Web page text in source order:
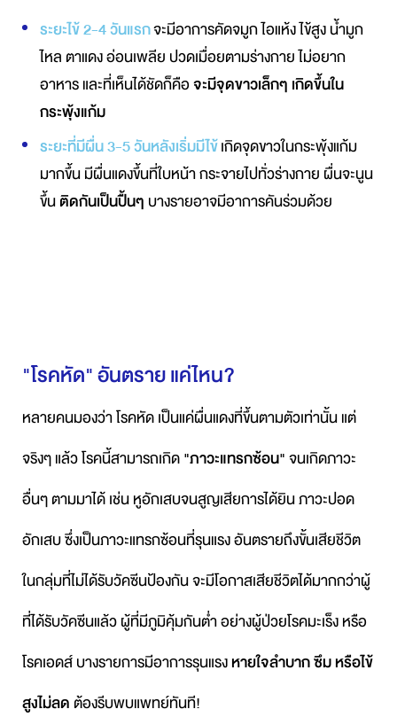
ระยะไข้ 2-4 วันแรกจะมีอาการคัดจมูกไอแห้งไข้สูงน้ำมูก
ไหล ตาแดงอ่อนเพลีย ปวดเมื่อยตามร่างกายไม่อยาก
อาหารและที่เห็นได้ชัดก็คือจะมีจุดขาวเล็กๆ เกิดขึ้นใน
กระพุ้งแก้ม
ระยะที่มีผื่น 3-5 วันหลังเริ่มมีไข้เกิดจุดขาวในกระพุ้งแก้ม
มากขึ้นมีผื่นแดงขึ้นที่ใบหน้ากระจายไปทั่วร่างกาย ผื่นจะนูน
ขึ้นติดกันเป็นปื้นๆ บางรายอาจมีอาการคันร่วมด้วย
"โรคหัด" อันตราย แค่ไหน?
หลายคนมองว่า โรคหัด เป็นแค่ผื่นแดงที่ขึ้นตามตัวเท่านั้น แต่
จริงๆ แล้ว โรคนี้สามารถเกิด"ภาวะแทรกซ้อน"จนเกิดภาวะ
อื่นๆ ตามมาได้ เช่น หูอักเสบจนสูญเสียการได้ยิน ภาวะปอด
อักเสบ ซึ่งเป็นภาวะแทรกซ้อนที่รุนแรง อันตรายถึงขั้นเสียชีวิต
ในกลุ่มที่ไม่ได้รับวัคซีนป้องกัน จะมีโอกาสเสียชีวิตได้มากกว่าผู้
ที่ได้รับวัคซีนแล้ว ผู้ที่มีภูมิคุ้มกันต่ำ อย่างผู้ป่วยโรคมะเร็ง หรือ
โรคเอดส์ บางรายการมีอาการรุนแรงหายใจลำบาก ซึม หรือไข้
สูงไม่ลด ต้องรีบพบแพทย์ทันที!